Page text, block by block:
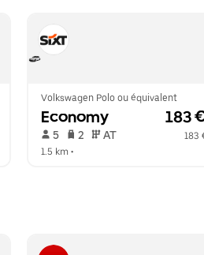
Volkswagen Polo ou équivalent
Economy 183
5 2 AT
183
1.5 km •